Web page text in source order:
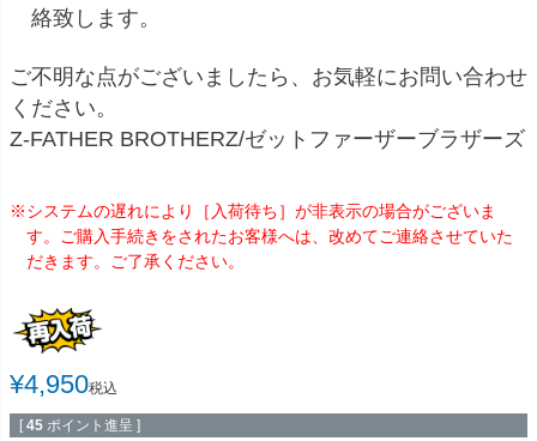
絡致します。
ご不明な点がございましたら、お気軽にお問い合わせ
ください。
Z-FATHER BROTHERZ/ゼットファーザーブラザーズ
※システムの遅れにより［入荷待ち］が非表示の場合がございま
す。ご購入手続きをされたお客様へは、改めてご連絡させていた
だきます。ご了承ください。
¥4,950税込
[ 45 ポイント進呈 ]